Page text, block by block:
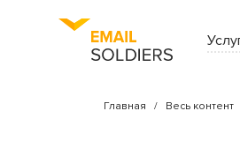
Главная Весь контент